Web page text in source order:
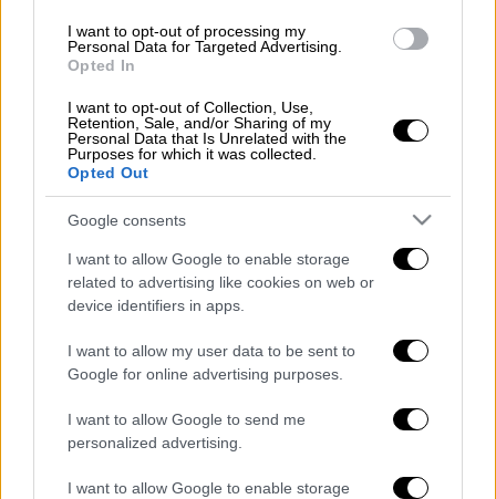
I want to opt-out of processing my
Personal Data for Targeted Advertising.
Opted In
I want to opt-out of Collection, Use,
Retention, Sale, and/or Sharing of my
Personal Data that Is Unrelated with the
Purposes for which it was collected.
Opted Out
Google consents
I want to allow Google to enable storage
related to advertising like cookies on web or
device identifiers in apps.
I want to allow my user data to be sent to
Google for online advertising purposes.
I want to allow Google to send me
personalized advertising.
I want to allow Google to enable storage
Ο κ. Κρητικόςήταν αρχισυντάκτης του
Πρώτου Προγράμματος. «Εργάστηκε με ήθος
και ευσυνειδησία και ήταν αγαπητός σε
όλους τους συναδέλφους και εξαίρετος
συνεργάτης του τμήματος ειδήσεων και
ενημέρωσης της ΕΡΤ
. Η οικογένεια της ΕΡΤ
νιώθει φτωχότερη και εκφράζει τα θερμά
συλλυπητήρια της στους οικείους του»,
αναφέρει σε συλλυπητήριο μήνυμά της η
Τα σχολιά σας δημοσιεύονται άμεσα με δική σας ευθύνη. Το